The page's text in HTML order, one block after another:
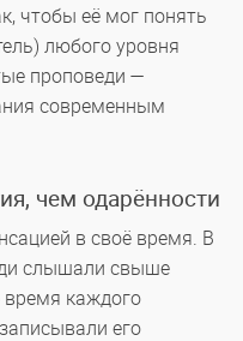
чтобы её мог понять
любого уровня
проповеди —
современным
чем одарённости
в своё время. В
слышали свыше
время каждого
его